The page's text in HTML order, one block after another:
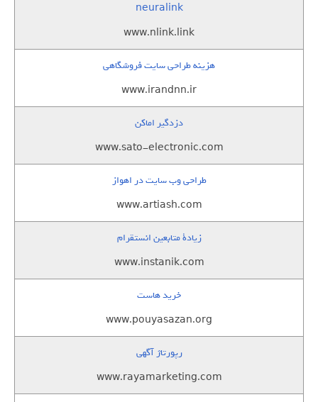
neuralink
www.nlink.link
هزینه طراحی سایت فروشگاهی
www.irandnn.ir
دزدگیر اماکن
www.sato-electronic.com
طراحی وب سایت در اهواز
www.artiash.com
زيادة متابعين انستقرام
www.instanik.com
خرید هاست
www.pouyasazan.org
رپورتاژ آگهی
www.rayamarketing.com